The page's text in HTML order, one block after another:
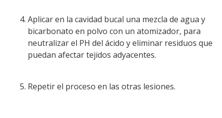
Aplicar en la cavidad bucal una mezcla de agua y
bicarbonato en polvo con un atomizador, para
neutralizar el PH del ácido y eliminar residuos que
puedan afectar tejidos adyacentes.
Repetir el proceso en las otras lesiones.